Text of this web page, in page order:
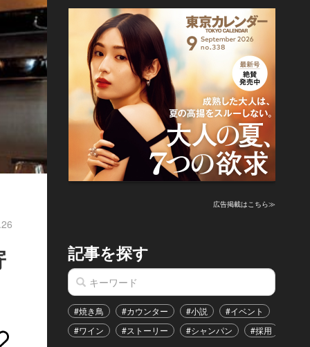
広告掲載はこちら≫
記事を探す
#焼き鳥 #カウンター #小説 #イベント
#ワイン
#ストーリー #シャンパン #採用